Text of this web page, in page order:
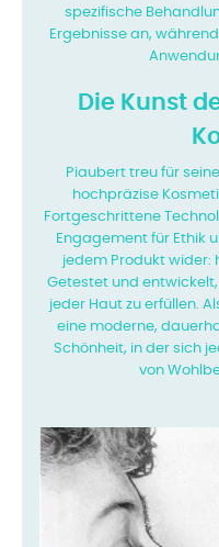
spezifische
Ergebnisse an,
Die Kunst
Piaubert treu für
hochpräzise
Fortgeschrittene
Engagement für Ethik
jedem Produkt wider:
Getestet und
jeder Haut zu erfüllen.
eine moderne,
Schönheit, in der sich
von